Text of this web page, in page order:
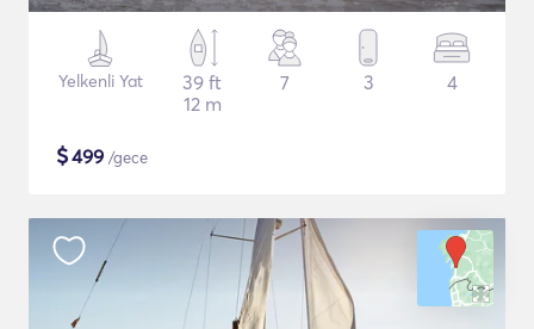
Yelkenli Yat
39 ft
12 m
7 3 4
$499 /gece